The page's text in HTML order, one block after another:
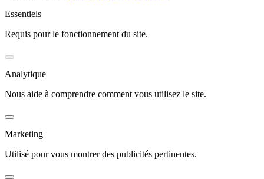
Essentiels
Requis pour le fonctionnement du site.
Analytique
Nous aide à comprendre comment vous utilisez le site.
Marketing
Utilisé pour vous montrer des publicités pertinentes.